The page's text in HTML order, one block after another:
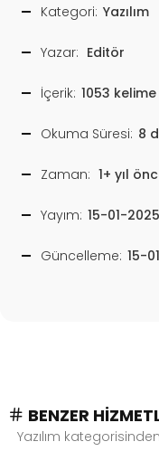
Kategori: Yazılım
Yazar: Editör
İçerik: 1053 kelime
Okuma Süresi: 8
Zaman: 1+ yıl
Yayım: 15-01-2025
Güncelleme: 15-
BENZER
Yazılım